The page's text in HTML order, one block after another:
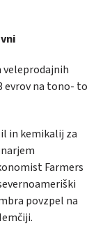
veleprodajnih
evrov na tono- to
in kemikalij za
Farmers
povzpel na